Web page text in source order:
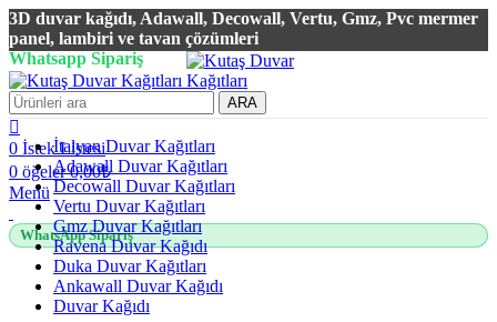
3D duvar kağıdı, Adawall, Decowall, Vertu, Gmz, Pvc mermer
panel, lambiri ve tavan çözümleri
Whatsapp Sipariş
2500 TL üzeri alışverişlerde vade farksız 3 taksit fırsatı!
ARA
0 İstek Listesi
0 öğeler 0,00₺
Menü
WhatsApp Sipariş
İtalyan Duvar Kağıtları
Adawall Duvar Kağıtları
Decowall Duvar Kağıtları
Vertu Duvar Kağıtları
Gmz Duvar Kağıtları
Ravena Duvar Kağıdı
Duka Duvar Kağıtları
Ankawall Duvar Kağıdı
Duvar Kağıdı